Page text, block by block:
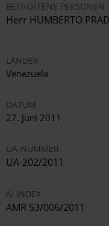
BETROFFENE PERSONEN
Herr HUMBERTO
LÄNDER
Venezuela
DATUM
27. Juni 2011
UA-NUMMER
UA-202/2011
AI INDEX
AMR 53/006/2011